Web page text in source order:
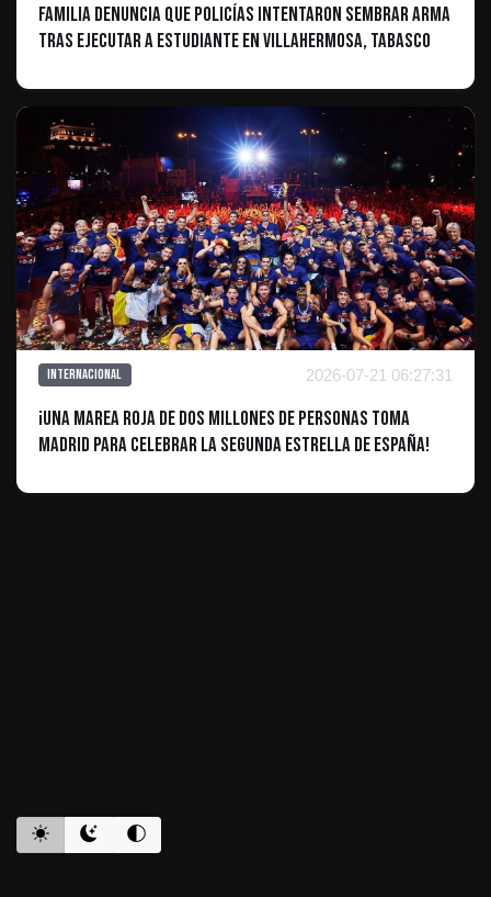
Familia denuncia que policías intentaron sembrar arma
tras ejecutar a estudiante en Villahermosa, Tabasco
Internacional 2026-07-21 06:27:31
¡Una marea roja de dos millones de personas toma
Madrid para celebrar la segunda estrella de España!